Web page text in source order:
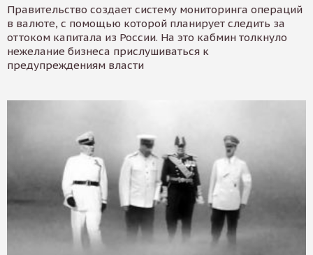
Правительство создает систему мониторинга операций
в валюте, с помощью которой планирует следить за
оттоком капитала из России. На это кабмин толкнуло
нежелание бизнеса прислушиваться к
предупреждениям власти